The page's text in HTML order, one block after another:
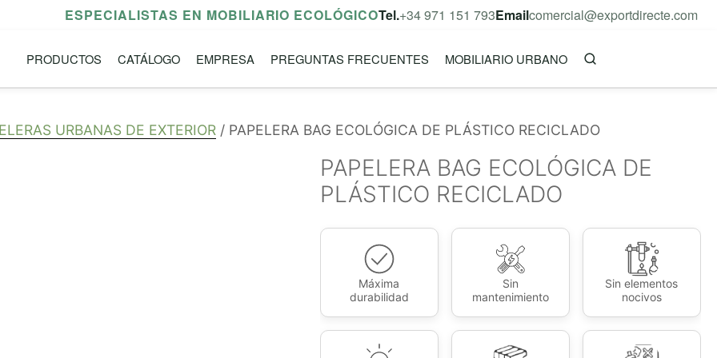
ESPECIALISTAS EN MOBILIARIO ECOLÓGICOTel.+34 971 151 793Emailcomercial@exportdirecte.com
PRODUCTOS CATÁLOGO EMPRESA PREGUNTAS FRECUENTES MOBILIARIO URBANO
URBANAS DE EXTERIOR/ PAPELERA BAG ECOLÓGICA DE PLÁSTICO RECICLADO
PAPELERA BAG ECOLÓGICA DE
PLÁSTICO RECICLADO
Máxima
durabilidad
Sin
mantenimiento
Sin elementos
nocivos